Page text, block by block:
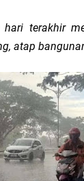
Kapolri Cup 2026
Ajak Warga
BB Narkotika
Dari Amuk
terakhir
atap